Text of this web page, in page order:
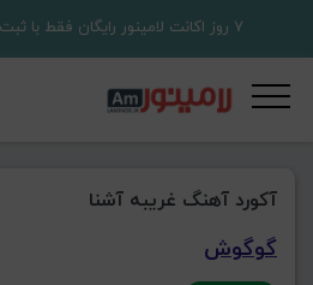
7 روز اکانت لامینور رایگان فقط با ثبت نام در سایت
آکورد آهنگ غریبه آشنا
گوگوش